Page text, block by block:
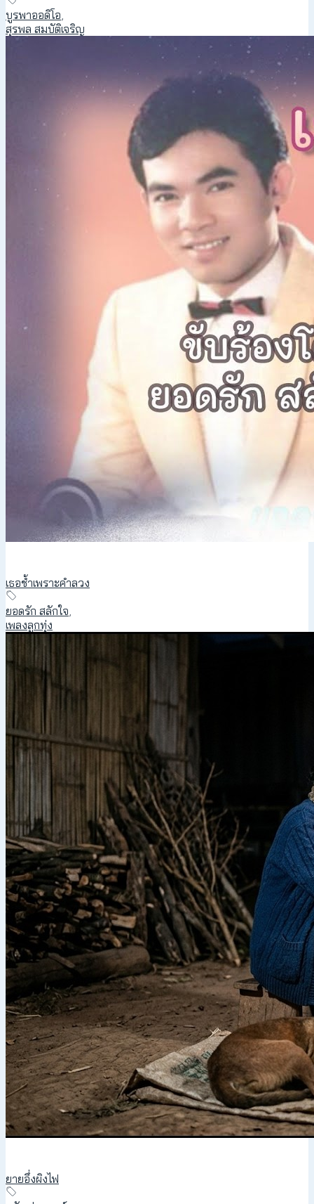
บูรพาออดิโอ,
สุรพล สมบัติเจริญ
เธอช้ำเพราะคำลวง
ยอดรัก สลักใจ,
เพลงลูกทุ่ง
ยายอึ่งผิงไฟ